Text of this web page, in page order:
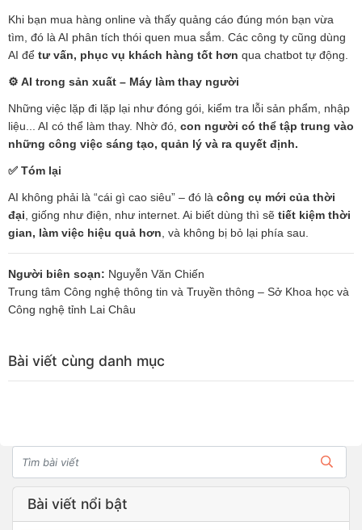
Khi bạn mua hàng online và thấy quảng cáo đúng món bạn vừa
tìm, đó là AI phân tích thói quen mua sắm. Các công ty cũng dùng
AI để tư vấn, phục vụ khách hàng tốt hơn qua chatbot tự động.
⚙️ AI trong sản xuất – Máy làm thay người
Những việc lặp đi lặp lại như đóng gói, kiểm tra lỗi sản phẩm, nhập
liệu... AI có thể làm thay. Nhờ đó, con người có thể tập trung vào
những công việc sáng tạo, quản lý và ra quyết định.
✅ Tóm lại
AI không phải là “cái gì cao siêu” – đó là công cụ mới của thời
đại , giống như điện, như internet. Ai biết dùng thì sẽ tiết kiệm thời
gian, làm việc hiệu quả hơn , và không bị bỏ lại phía sau.
Người biên soạn: Nguyễn Văn Chiến
Trung tâm Công nghệ thông tin và Truyền thông – Sở Khoa học và
Công nghệ tỉnh Lai Châu
Bài viết cùng danh mục
Bài viết nổi bật